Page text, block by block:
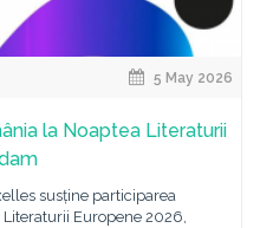
5 May 2026
la Noaptea Literaturii
susține participarea
Europene 2026,